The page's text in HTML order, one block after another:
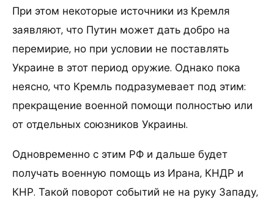
При этом некоторые источники из Кремля
заявляют, что Путин может дать добро на
перемирие, но при условии не поставлять
Украине в этот период оружие. Однако пока
неясно, что Кремль подразумевает под этим:
прекращение военной помощи полностью или
от отдельных союзников Украины.
Одновременно с этим РФ и дальше будет
получать военную помощь из Ирана, КНДР и
КНР. Такой поворот событий не на руку Западу,